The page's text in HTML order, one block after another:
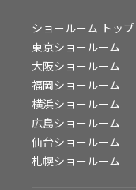
ショールーム トップ
東京ショールーム
大阪ショールーム
福岡ショールーム
横浜ショールーム
広島ショールーム
仙台ショールーム
札幌ショールーム